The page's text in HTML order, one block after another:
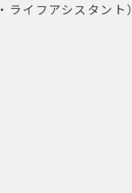
イフアシスタント）